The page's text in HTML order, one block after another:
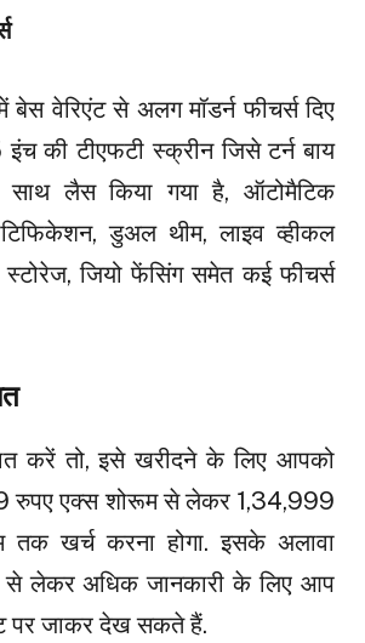
वेरिएंट से अलग मॉडर्न फीचर्स दिए
की टीएफटी स्क्रीन जिसे टर्न बाय
साथ लैस किया गया है, ऑटोमैटिक
डुअल थीम, लाइव व्हीकल
स्टोरेज, जियो फेंसिंग समेत कई फीचर्स
करें तो, इसे खरीदने के लिए आपको
रुपए एक्स शोरूम से लेकर 1,34,999
खर्च करना होगा. इसके अलावा
से लेकर अधिक जानकारी के लिए आप
पर जाकर देख सकते हैं.